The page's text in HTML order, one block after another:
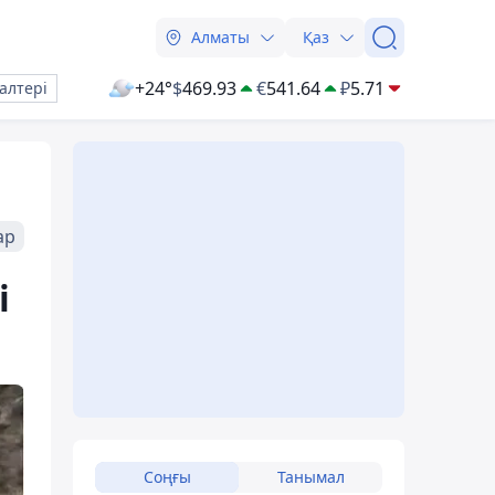
Алматы Қаз
+24°$469.93 €541.64 ₽5.71
Соңғы Танымал